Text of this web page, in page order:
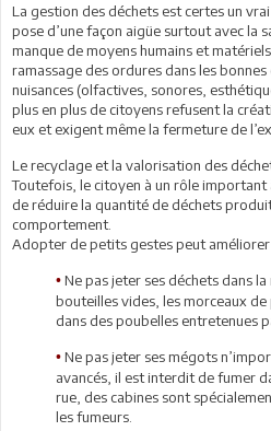
La gestion des déchets est certes un
pose d’une façon aigüe surtout avec la
manque de moyens humains et
ramassage des ordures dans les
nuisances (olfactives, sonores,
plus en plus de citoyens refusent la
eux et exigent même la fermeture de
Le recyclage et la valorisation des
Toutefois, le citoyen à un rôle important
de réduire la quantité de déchets
comportement.
Adopter de petits gestes peut
• Ne pas jeter ses déchets dans
bouteilles vides, les morceaux
dans des poubelles entretenues
• Ne pas jeter ses mégots
avancés, il est interdit de fumer
rue, des cabines sont
les fumeurs.